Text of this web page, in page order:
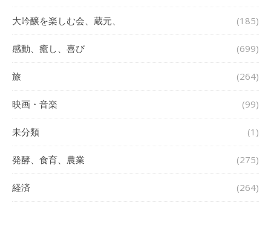
大吟醸を楽しむ会、蔵元、 (185)
感動、癒し、喜び (699)
旅 (264)
映画・音楽 (99)
未分類 (1)
発酵、食育、農業 (275)
経済 (264)